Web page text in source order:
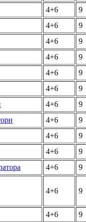
4+6
9
4+6
9
4+6
9
4+6
9
4+6
9
4+6
9
4+6
9
4+6
9
4+6
9
4+6
9
4+6 9
4+6 9
4+6
9